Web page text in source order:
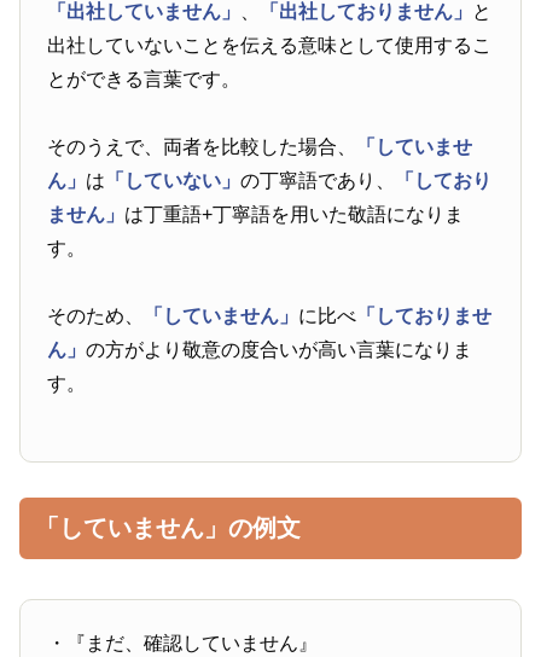
「出社していません」 「出社しておりません」 と
出社していないことを伝える意味として使用するこ
とができる言葉です。
そのうえで、両者を比較した場合、
「していませ
ん」 は 「していない」の丁寧語であり、
「しており
ません」 は丁重語+丁寧語を用いた敬語になりま
す。
そのため、 「していません」 に比べ 「しておりませ
ん」の方がより敬意の度合いが高い言葉になりま
す。
「していません」の例文
・『まだ、確認していません』